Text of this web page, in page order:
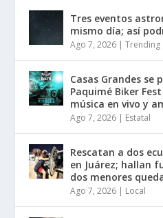
Tres eventos
mismo día; así
Ago 7, 2026 |Trending
Casas Grandes se
Paquimé Biker
música en vivo y
Ago 7, 2026 | Estatal
Rescatan a dos
en Juárez; hallan
dos menores
Ago 7, 2026 | Local